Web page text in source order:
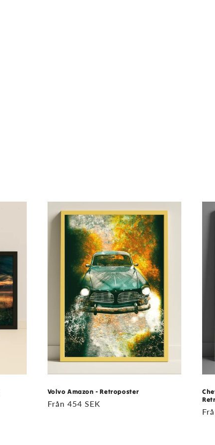
Volvo Amazon - Retroposter
Ordinarie
Från 454 SEK